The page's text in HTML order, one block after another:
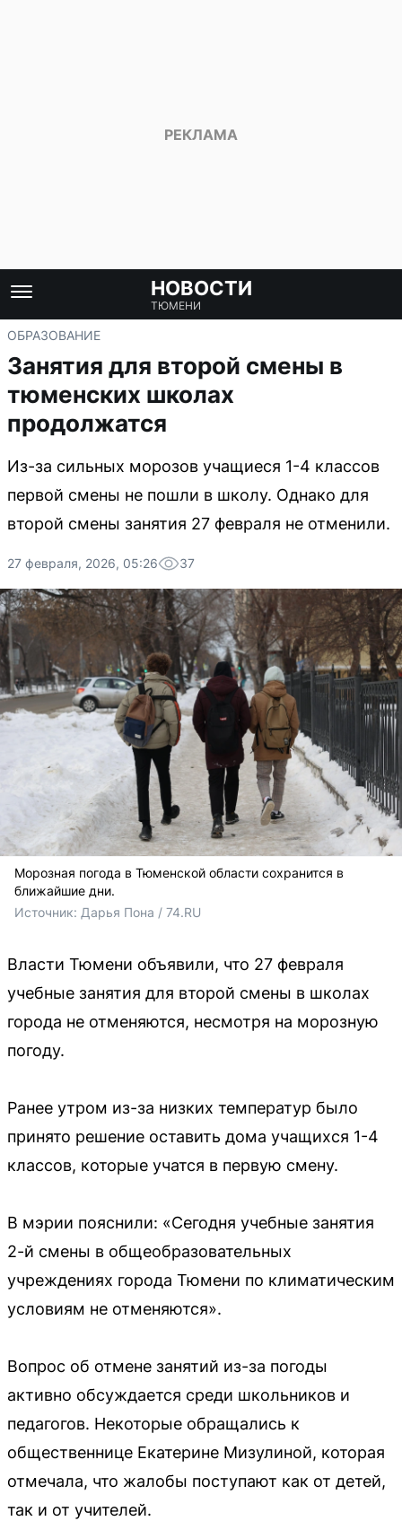
НОВОСТИ
ТЮМЕНИ
ОБРАЗОВАНИЕ
Занятия для второй смены в
тюменских школах
продолжатся
Из-за сильных морозов учащиеся 1-4 классов
первой смены не пошли в школу. Однако для
второй смены занятия 27 февраля не отменили.
27 февраля, 2026, 05:26 37
Морозная погода в Тюменской области сохранится в
ближайшие дни.
Источник: Дарья Пона / 74.RU
Власти Тюмени объявили, что 27 февраля
учебные занятия для второй смены в школах
города не отменяются, несмотря на морозную
погоду.
Ранее утром из-за низких температур было
принято решение оставить дома учащихся 1-4
классов, которые учатся в первую смену.
В мэрии пояснили: «Сегодня учебные занятия
2-й смены в общеобразовательных
учреждениях города Тюмени по климатическим
условиям не отменяются».
Вопрос об отмене занятий из-за погоды
активно обсуждается среди школьников и
педагогов. Некоторые обращались к
общественнице Екатерине Мизулиной, которая
отмечала, что жалобы поступают как от детей,
так и от учителей.